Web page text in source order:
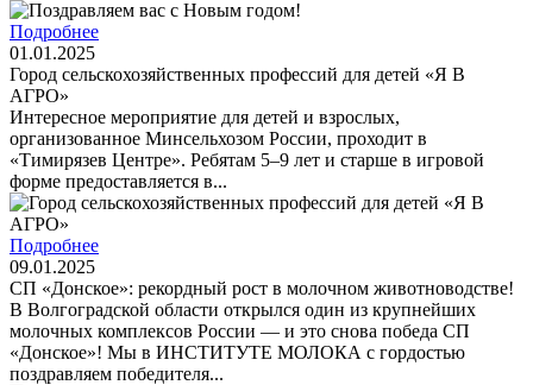
Подробнее
01.01.2025
Город сельскохозяйственных профессий для детей «Я В
АГРО»
Интересное мероприятие для детей и взрослых,
организованное Минсельхозом России, проходит в
«Тимирязев Центре». Ребятам 5–9 лет и старше в игровой
форме предоставляется в...
Подробнее
09.01.2025
СП «Донское»: рекордный рост в молочном животноводстве!
В Волгоградской области открылся один из крупнейших
молочных комплексов России — и это снова победа СП
«Донское»! Мы в ИНСТИТУТЕ МОЛОКА с гордостью
поздравляем победителя...